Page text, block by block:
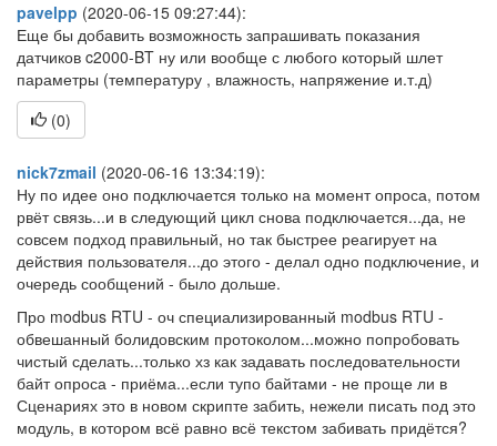
pavelpp (2020-06-15 09:27:44):
Еще бы добавить возможность запрашивать показания
датчиков c2000-BT ну или вообще с любого который шлет
параметры (температуру , влажность, напряжение и.т.д)
(0)
nick7zmail (2020-06-16 13:34:19):
Ну по идее оно подключается только на момент опроса, потом
рвёт связь...и в следующий цикл снова подключается...да, не
совсем подход правильный, но так быстрее реагирует на
действия пользователя...до этого - делал одно подключение, и
очередь сообщений - было дольше.
Про modbus RTU - оч специализированный modbus RTU -
обвешанный болидовским протоколом...можно попробовать
чистый сделать...только хз как задавать последовательности
байт опроса - приёма...если тупо байтами - не проще ли в
Сценариях это в новом скрипте забить, нежели писать под это
модуль, в котором всё равно всё текстом забивать придётся?